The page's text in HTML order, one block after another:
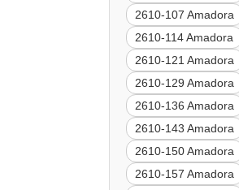
2610-107 Amadora
2610-114 Amadora
2610-121 Amadora
2610-129 Amadora
2610-136 Amadora
2610-143 Amadora
2610-150 Amadora
2610-157 Amadora